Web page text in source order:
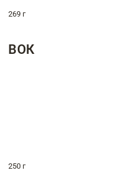
269 г
ВОК
250 г